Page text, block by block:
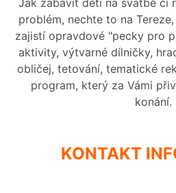
Jak zabavit děti na svatbě či
problém, nechte to na
zajistí opravdové "pecky pro
aktivity, výtvarné dílničky,
obličej, tetování, tematické
program, který za Vámi
konání.
KONTAKT